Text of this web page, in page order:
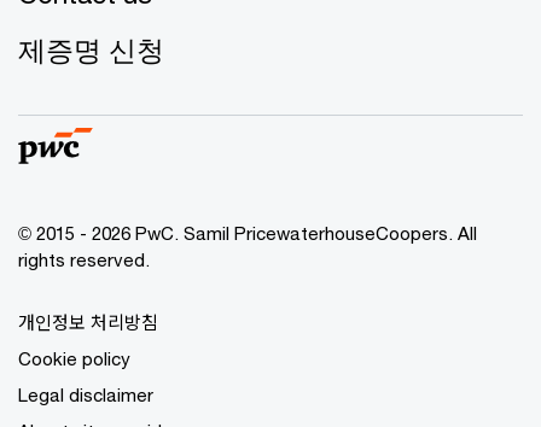
제증명 신청
© 2015 - 2026 PwC. Samil PricewaterhouseCoopers. All
rights reserved.
개인정보 처리방침
Cookie policy
Legal disclaimer